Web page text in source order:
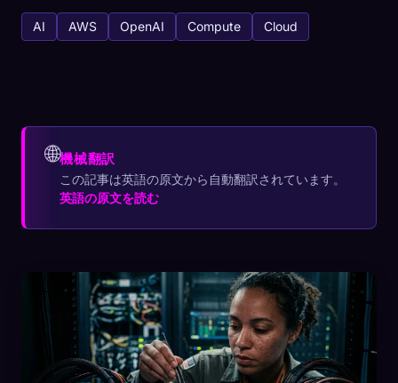
AI AWS OpenAI Compute Cloud
🌐機械翻訳
この記事は英語の原文から自動翻訳されています。
英語の原文を読む